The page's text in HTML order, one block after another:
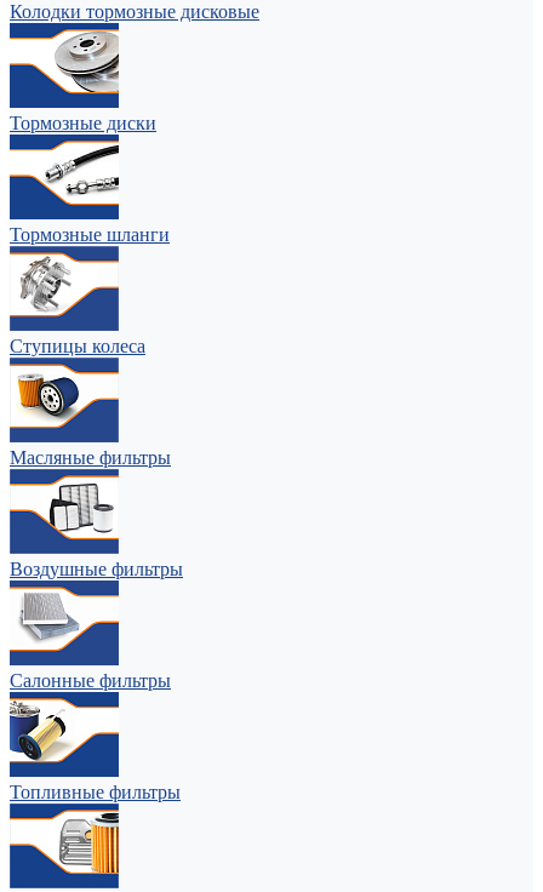
Колодки тормозные дисковые
Тормозные диски
Тормозные шланги
Ступицы колеса
Масляные фильтры
Воздушные фильтры
Салонные фильтры
Топливные фильтры